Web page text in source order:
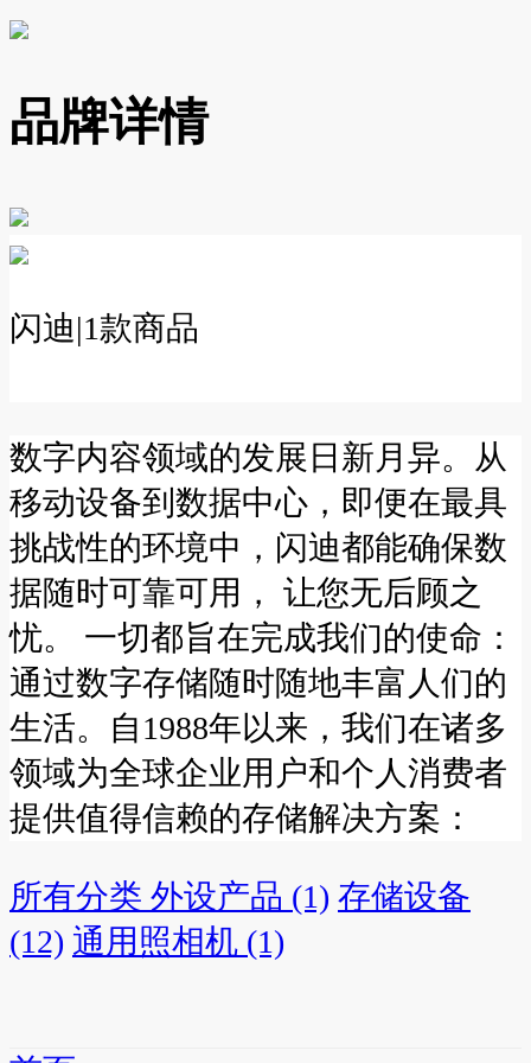
品牌详情
闪迪|1款商品
数字内容领域的发展日新月异。从
移动设备到数据中心，即便在最具
挑战性的环境中，闪迪都能确保数
据随时可靠可用， 让您无后顾之
忧。 一切都旨在完成我们的使命：
通过数字存储随时随地丰富人们的
生活。自1988年以来，我们在诸多
领域为全球企业用户和个人消费者
提供值得信赖的存储解决方案：
所有分类 外设产品 (1) 存储设备
(12) 通用照相机 (1)